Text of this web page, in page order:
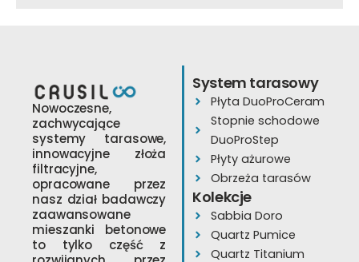
Nowoczesne,
zachwycające
systemy tarasowe,
innowacyjne złoża
filtracyjne,
opracowane przez
nasz dział badawczy
zaawansowane
mieszanki betonowe
to tylko część z
System tarasowy
Płyta DuoProCeram
Stopnie schodowe
DuoProStep
Płyty ażurowe
Obrzeża tarasów
Kolekcje
Sabbia Doro
Quartz Pumice
Quartz Titanium